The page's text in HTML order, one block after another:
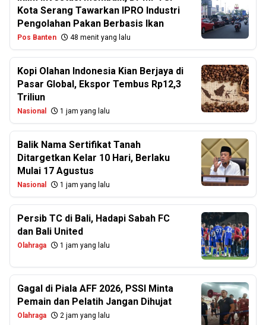
Kota Serang Tawarkan IPRO Industri
Pengolahan Pakan Berbasis Ikan
Pos Banten 48 menit yang lalu
Kopi Olahan Indonesia Kian Berjaya di
Pasar Global, Ekspor Tembus Rp12,3
Triliun
Nasional 1 jam yang lalu
Balik Nama Sertifikat Tanah
Ditargetkan Kelar 10 Hari, Berlaku
Mulai 17 Agustus
Nasional 1 jam yang lalu
Persib TC di Bali, Hadapi Sabah FC
dan Bali United
Olahraga 1 jam yang lalu
Gagal di Piala AFF 2026, PSSI Minta
Pemain dan Pelatih Jangan Dihujat
Olahraga 2 jam yang lalu